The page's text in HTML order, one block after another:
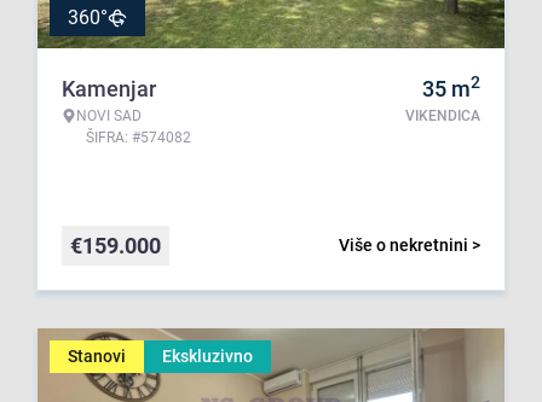
360°
Kamenjar
NOVI SAD
ŠIFRA: #574082
35 m2
VIKENDICA
Više o nekretnini >
€159.000
Stanovi Ekskluzivno